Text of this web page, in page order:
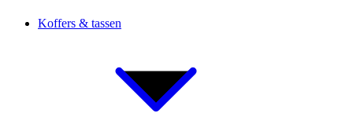
Koffers & tassen